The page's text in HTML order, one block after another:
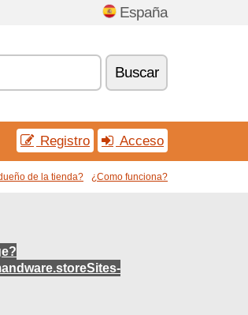
España
Buscar
Registro Acceso
de la tienda? ¿Como funciona?